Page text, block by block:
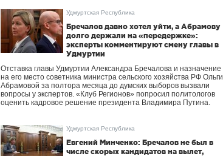
Удмуртская Республика
Бречалов давно хотел уйти, а Абрамову
долго держали на «передержке»:
эксперты комментируют смену главы в
Удмуртии
Отставка главы Удмуртии Александра Бречалова и назначение
на его место советника министра сельского хозяйства РФ Ольги
Абрамовой за полтора месяца до думских выборов вызвали
вопросы у экспертов. «Клуб Регионов» попросил политологов
оценить кадровое решение президента Владимира Путина.
Удмуртская Республика
Евгений Минченко: Бречалов не был в
числе скорых кандидатов на вылет,